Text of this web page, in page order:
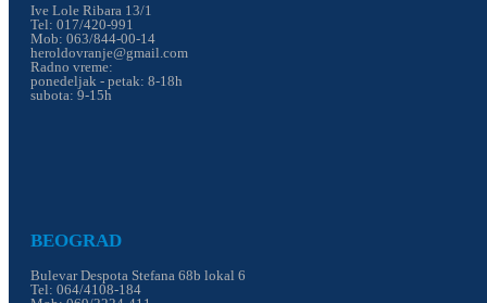
Ive Lole Ribara 13/1
Tel: 017/420-991
Mob: 063/844-00-14
heroldovranje@gmail.com
Radno vreme:
ponedeljak - petak: 8-18h
subota: 9-15h
BEOGRAD
Bulevar Despota Stefana 68b lokal 6
Tel: 064/4108-184